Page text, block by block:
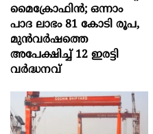
മൈക്രോഫിൻ; ഒന്നാം
പാദ ലാഭം 81 കോടി രൂപ,
മുൻവർഷത്തെ
അപേക്ഷിച്ച് 12 ഇരട്ടി
വർദ്ധനവ്